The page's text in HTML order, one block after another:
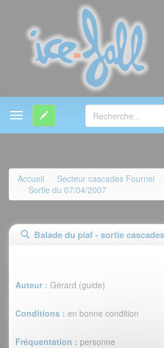
MENU
Accueil Secteur cascades Fournel
Sortie du 07/04/2007
Balade du piaf - sortie
Auteur : Gérard (guide)
Conditions : en bonne condition
Fréquentation : personne